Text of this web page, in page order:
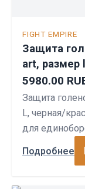
FIGHT EMPIRE
Защита
art, размер
5980.00
Защита
L, черная/
для
Подробнее